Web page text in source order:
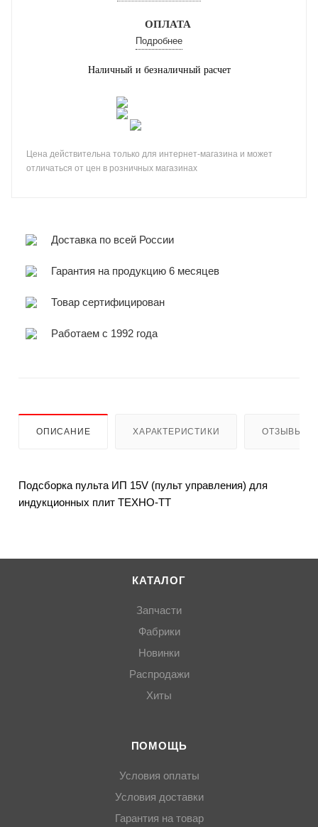
ОПЛАТА
Подробнее
Наличный и безналичный расчет
Цена действительна только для интернет-магазина и может
отличаться от цен в розничных магазинах
Доставка по всей России
Гарантия на продукцию 6 месяцев
Товар сертифицирован
Работаем с 1992 года
ОПИСАНИЕ ХАРАКТЕРИСТИКИ ОТЗЫВЫ
Подсборка пульта ИП 15V (пульт управления) для
индукционных плит ТЕХНО-ТТ
КАТАЛОГ
Запчасти
Фабрики
Новинки
Распродажи
Хиты
ПОМОЩЬ
Условия оплаты
Условия доставки
Гарантия на товар